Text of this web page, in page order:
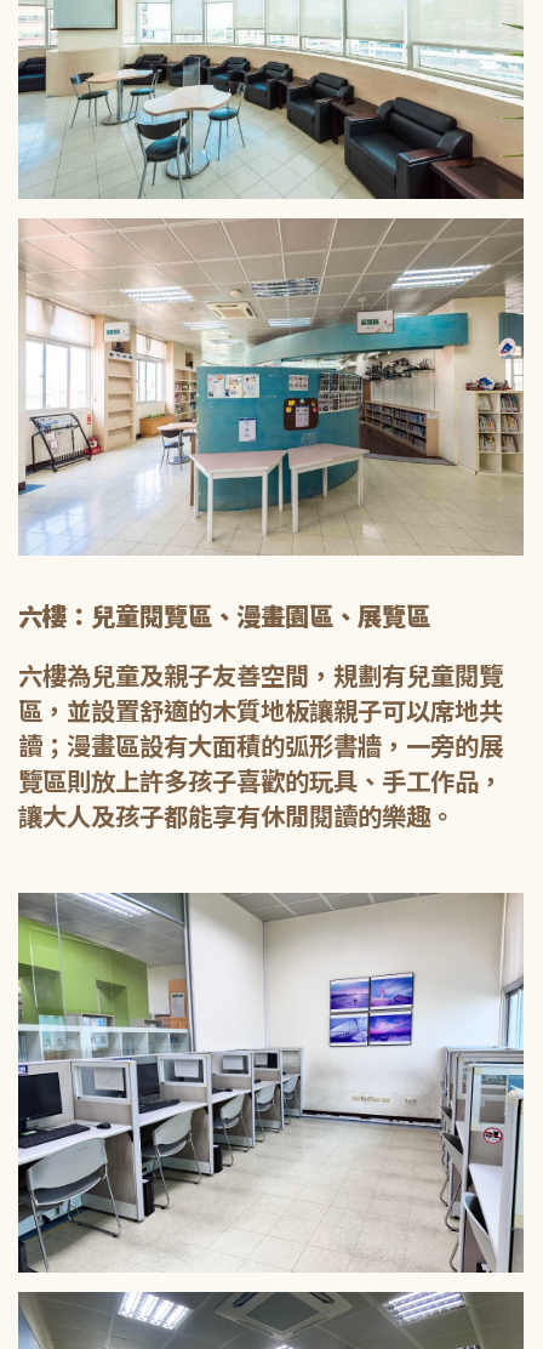
六樓：兒童閱覽區、漫畫園區、展覽區
六樓為兒童及親子友善空間，規劃有兒童閱覽
區，並設置舒適的木質地板讓親子可以席地共
讀；漫畫區設有大面積的弧形書牆，一旁的展
覽區則放上許多孩子喜歡的玩具、手工作品，
讓大人及孩子都能享有休閒閱讀的樂趣。